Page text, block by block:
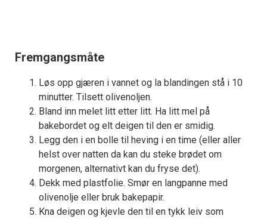
Fremgangsmåte
Løs opp gjæren i vannet og la blandingen stå i 10
minutter. Tilsett olivenoljen.
Bland inn melet litt etter litt. Ha litt mel på
bakebordet og elt deigen til den er smidig.
Legg den i en bolle til heving i en time (eller aller
helst over natten da kan du steke brødet om
morgenen, alternativt kan du fryse det).
Dekk med plastfolie. Smør en langpanne med
olivenolje eller bruk bakepapir.
Kna deigen og kjevle den til en tykk leiv som